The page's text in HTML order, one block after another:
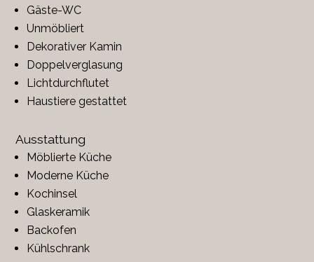
Gäste-WC
Unmöbliert
Dekorativer Kamin
Doppelverglasung
Lichtdurchflutet
Haustiere gestattet
Ausstattung
Möblierte Küche
Moderne Küche
Kochinsel
Glaskeramik
Backofen
Kühlschrank